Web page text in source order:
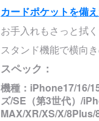
カードポケットを備
お手入れもさっと拭
スタンド機能で横向
スペック：
機種： iPhone17/16/
ズ/SE（第3世代）/
MAX/XR/XS/X/8Plus/